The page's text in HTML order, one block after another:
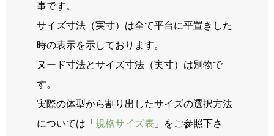
事です。
サイズ寸法（実寸）は全て平台に平置きした
時の表示を示しております。
ヌード寸法とサイズ寸法（実寸）は別物で
す。
実際の体型から割り出したサイズの選択方法
については「 規格サイズ表 」をご参照下さ